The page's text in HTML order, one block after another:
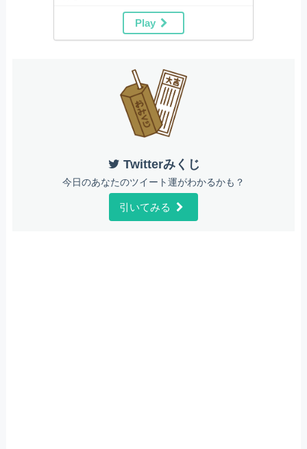
Play
Twitterみくじ
今日のあなたのツイート運がわかるかも？
引いてみる